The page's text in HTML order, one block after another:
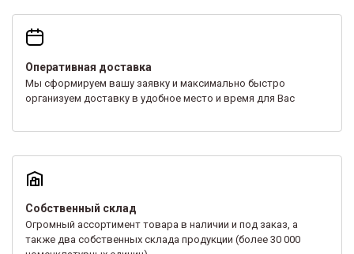
Оперативная доставка
Мы сформируем вашу заявку и максимально быстро
организуем доставку в удобное место и время для Вас
Собственный склад
Огромный ассортимент товара в наличии и под заказ, а
также два собственных склада продукции (более 30 000